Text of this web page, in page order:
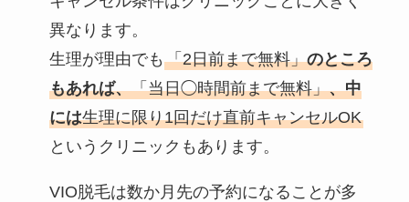
異なります。
生理が理由でも 「2日前まで無料」のところ
もあれば、「当日◯時間前まで無料」、中
には生理に限り1回だけ直前キャンセルOK
というクリニックもあります。
VIO脱毛は数か月先の予約になることが多